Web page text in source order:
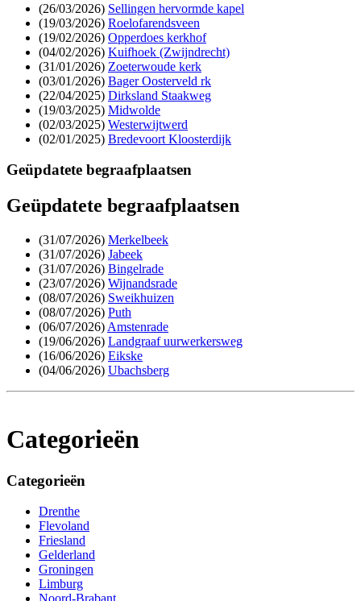
(26/03/2026) Sellingen hervormde kapel
(19/03/2026) Roelofarendsveen
(19/02/2026) Opperdoes kerkhof
(04/02/2026) Kuifhoek (Zwijndrecht)
(31/01/2026) Zoeterwoude kerk
(03/01/2026) Bager Oosterveld rk
(22/04/2025) Dirksland Staakweg
(19/03/2025) Midwolde
(02/03/2025) Westerwijtwerd
(02/01/2025) Bredevoort Kloosterdijk
Geüpdatete begraafplaatsen
Geüpdatete begraafplaatsen
(31/07/2026) Merkelbeek
(31/07/2026) Jabeek
(31/07/2026) Bingelrade
(23/07/2026) Wijnandsrade
(08/07/2026) Sweikhuizen
(08/07/2026) Puth
(06/07/2026) Amstenrade
(19/06/2026) Landgraaf uurwerkersweg
(16/06/2026) Eikske
(04/06/2026) Ubachsberg
Categorieën
Categorieën
Drenthe
Flevoland
Friesland
Gelderland
Groningen
Limburg